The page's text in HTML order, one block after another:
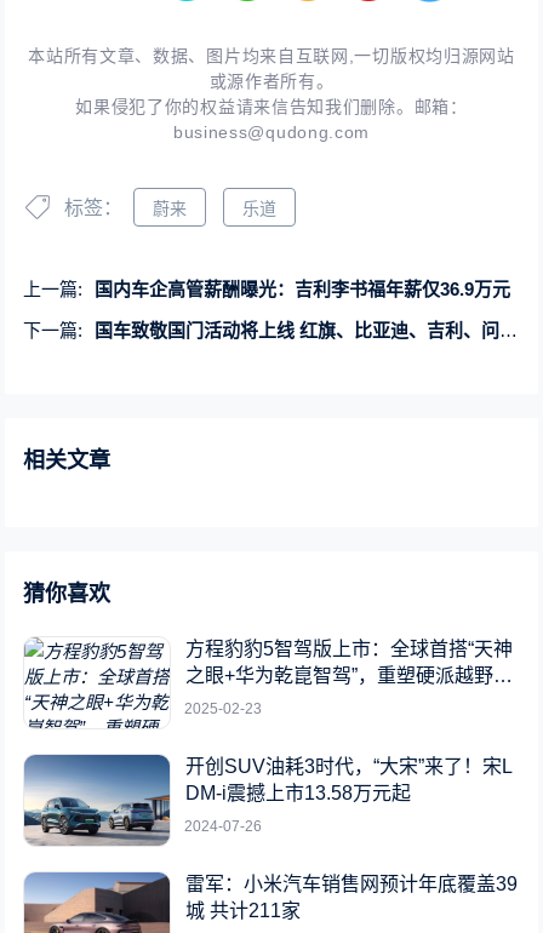
本站所有文章、数据、图片均来自互联网,一切版权均归源网站
或源作者所有。
如果侵犯了你的权益请来信告知我们删除。邮箱：
business@qudong.com
标签： 蔚来 乐道
上一篇:
国内车企高管薪酬曝光：吉利李书福年薪仅36.9万元
下一篇:
国车致敬国门活动将上线 红旗、比亚迪、吉利、问界等10家车企受邀参加
相关文章
猜你喜欢
方程豹豹5智驾版上市：全球首搭“天神
之眼+华为乾崑智驾”，重塑硬派越野新
标杆
2025-02-23
开创SUV油耗3时代，“大宋”来了！宋L
DM-i震撼上市13.58万元起
2024-07-26
雷军：小米汽车销售网预计年底覆盖39
城 共计211家